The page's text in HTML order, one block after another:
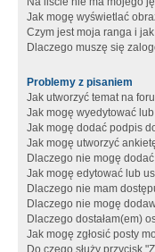
Jak mogę wyświetlać
Czym jest moja ranga i
Dlaczego muszę się
Problemy z pisaniem
Jak utworzyć temat na
Jak mogę wyedytować
Jak mogę dodać podpis
Jak mogę utworzyć
Dlaczego nie mogę
Jak mogę edytować lub
Dlaczego nie mam
Dlaczego nie mogę
Dlaczego dostałam(em)
Jak mogę zgłosić posty
Do czego służy przycisk